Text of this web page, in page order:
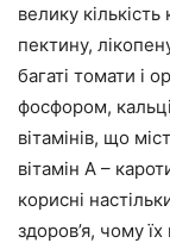
велику
пектину,
багаті томати і
фосфором,
вітамінів, що
вітамін А –
корисні
здоров’я, чому